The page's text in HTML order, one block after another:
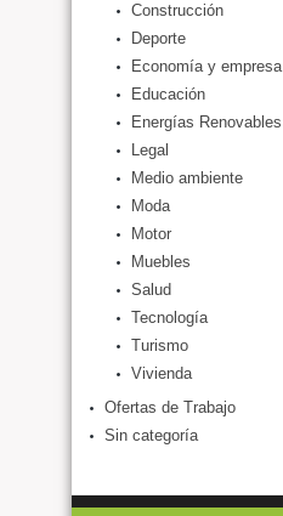
Construcción
Deporte
Economía y empresa
Educación
Energías Renovables
Legal
Medio ambiente
Moda
Motor
Muebles
Salud
Tecnología
Turismo
Vivienda
Ofertas de Trabajo
Sin categoría